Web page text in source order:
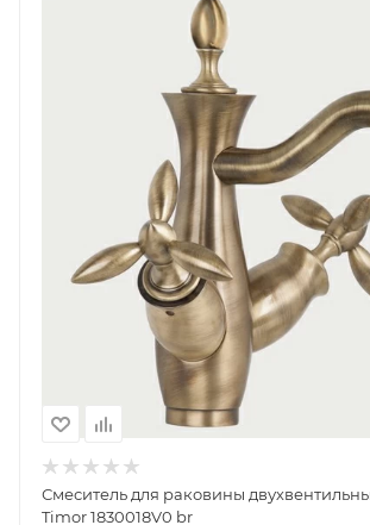
Смеситель для раковины
Timor 1830018V0 br